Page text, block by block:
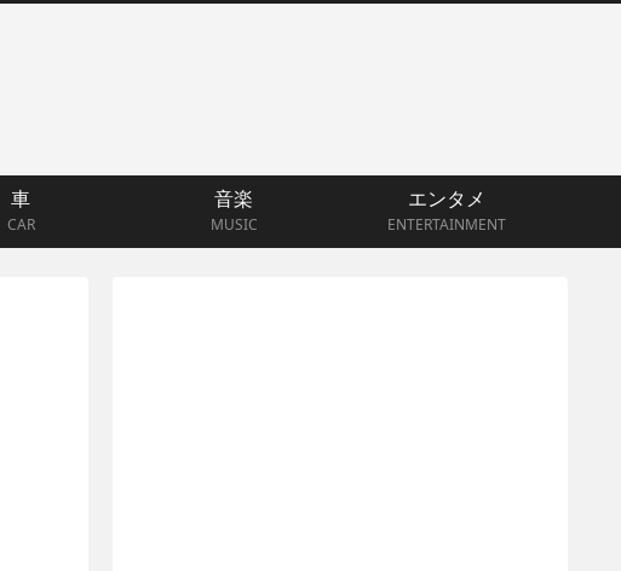
車
CAR
音楽
MUSIC
エンタメ
ENTERTAINMENT